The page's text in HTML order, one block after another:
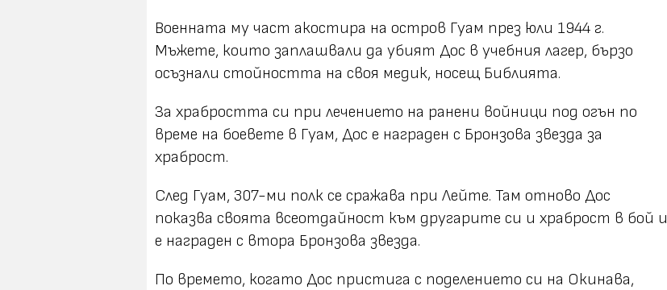
Военната му част акостира на остров Гуам през юли 1944 г.
Мъжете, които заплашвали да убият Дос в учебния лагер, бързо
осъзнали стойността на своя медик, носещ Библията.
За храбростта си при лечението на ранени войници под огън по
време на боевете в Гуам, Дос е награден с Бронзова звезда за
храброст.
След Гуам, 307-ми полк се сражава при Лейте. Там отново Дос
показва своята всеотдайност към другарите си и храброст в бой и
е награден с втора Бронзова звезда.
По времето, когато Дос пристига с поделението си на Окинава,